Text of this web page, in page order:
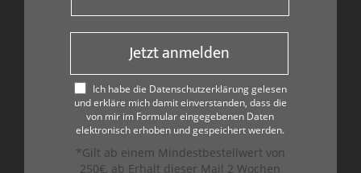
Jetzt anmelden
Ich habe die Datenschutzerklärung gelesen
und erkläre mich damit einverstanden, dass die
von mir im Formular eingegebenen Daten
elektronisch erhoben und gespeichert werden.
*Gilt ab einem Mindestbestellwert von
250€, ab Erhalt dieser Mail 2 Wochen